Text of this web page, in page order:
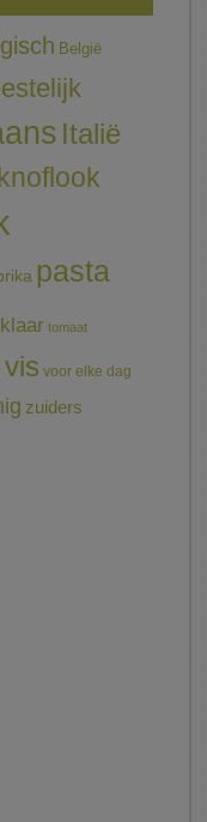
België
Italië
pasta
tomaat
vis voor elke dag
zuiders